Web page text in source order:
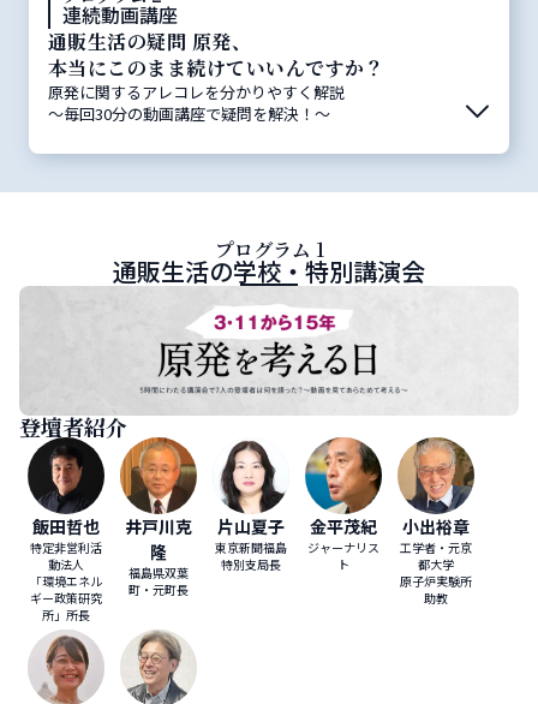
連続動画講座
通販生活の疑問 原発、
本当にこのまま続けていいんですか？
原発に関するアレコレを分かりやすく解説
～毎回30分の動画講座で疑問を解決！～
プログラム 1
通販生活の学校・特別講演会
登壇者紹介
飯田哲也
特定非営利活
動法人
「環境エネル
ギー政策研究
所」所長
井戸川克
隆
福島県双葉
町・元町長
片山夏子
東京新聞福島
特別支局長
金平茂紀
ジャーナリス
ト
小出裕章
工学者・元京
都大学
原子炉実験所
助教